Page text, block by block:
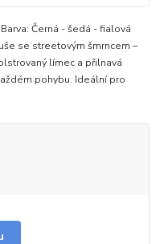
Černá - šedá - fialová
se streetovým šmrncem –
límec a přilnavá
pohybu. Ideální pro